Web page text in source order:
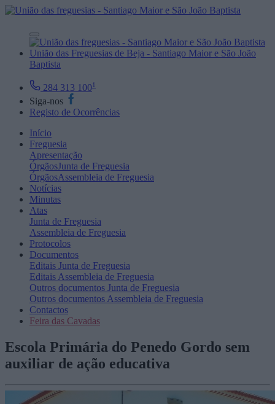
União das Freguesias de Beja - Santiago Maior e São João
Baptista
284 313 1001
Siga-nos
Registo de Ocorrências
Início
Freguesia
Apresentação
ÓrgãosJunta de Freguesia
ÓrgãosAssembleia de Freguesia
Notícias
Minutas
Atas
Junta de Freguesia
Assembleia de Freguesia
Protocolos
Documentos
Editais Junta de Freguesia
Editais Assembleia de Freguesia
Outros documentos Junta de Freguesia
Outros documentos Assembleia de Freguesia
Contactos
Feira das Cavadas
Escola Primária do Penedo Gordo sem
auxiliar de ação educativa